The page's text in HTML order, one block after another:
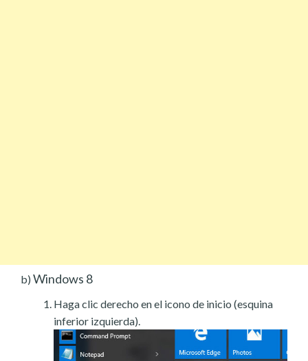
b) Windows 8
Haga clic derecho en el icono de inicio (esquina
inferior izquierda).